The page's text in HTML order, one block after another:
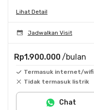
Lihat Detail
Jadwalkan Visit
Rp1.900.000 /bulan
Termasuk internet/wifi
Tidak termasuk listrik
Chat